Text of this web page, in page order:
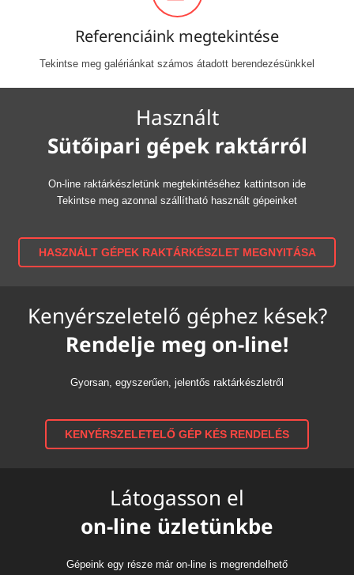
Referenciáink megtekintése
Tekintse meg galériánkat számos átadott berendezésünkkel
Használt
Sütőipari gépek raktárról
On-line raktárkészletünk megtekintéséhez kattintson ide
Tekintse meg azonnal szállítható használt gépeinket
HASZNÁLT GÉPEK RAKTÁRKÉSZLET MEGNYITÁSA
Kenyérszeletelő géphez kések?
Rendelje meg on-line!
Gyorsan, egyszerűen, jelentős raktárkészletről
KENYÉRSZELETELŐ GÉP KÉS RENDELÉS
Látogasson el
on-line üzletünkbe
Gépeink egy része már on-line is megrendelhető